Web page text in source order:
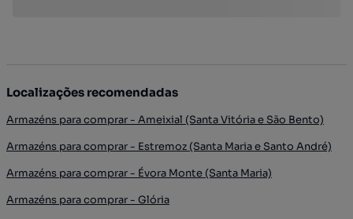
Localizações recomendadas
Armazéns para comprar - Ameixial (Santa Vitória e São Bento)
Armazéns para comprar - Estremoz (Santa Maria e Santo André)
Armazéns para comprar - Évora Monte (Santa Maria)
Armazéns para comprar - Glória